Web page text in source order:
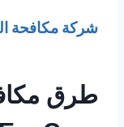
شركة مكافحة
طرق